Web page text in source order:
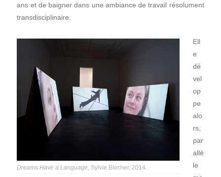
ans et de baigner dans une ambiance de travail résolument
transdisciplinaire.
Dreams Have a Language , Sylvie Blocher, 2014.
Ell
e
dé
vel
op
pe
alo
rs,
par
allè
le